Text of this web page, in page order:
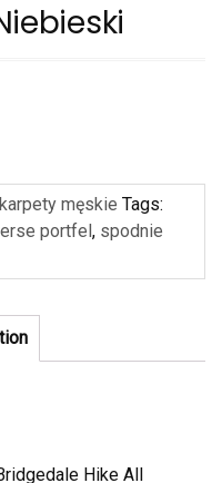
męskie Tags:
portfel , spodnie
Hike All